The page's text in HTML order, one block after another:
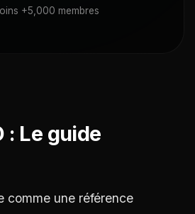
+5,000 membres
: Le guide
comme une référence